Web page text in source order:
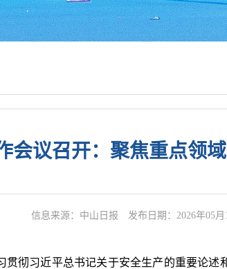
会议召开：聚焦重点领
信息来源：中山日报 发布日期：2026年05月
习近平总书记关于安全生产的重要论述